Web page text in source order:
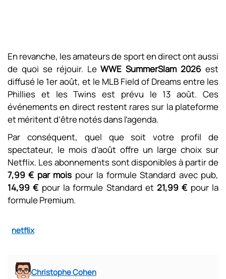
En revanche, les amateurs de sport en direct ont aussi
de quoi se réjouir. LeWWE SummerSlam 2026 est
diffusé le 1er août, et le MLB Field of Dreams entre les
Phillies et les Twins est prévu le 13 août. Ces
événements en direct restent rares sur la plateforme
et méritent d’être notés dans l’agenda.
Par conséquent, quel que soit votre profil de
spectateur, le mois d’août offre un large choix sur
Netflix. Les abonnements sont disponibles à partir de
7,99 € par mois pour la formule Standard avec pub,
14,99 € pour la formule Standard et21,99 € pour la
formule Premium.
netflix
Christophe Cohen